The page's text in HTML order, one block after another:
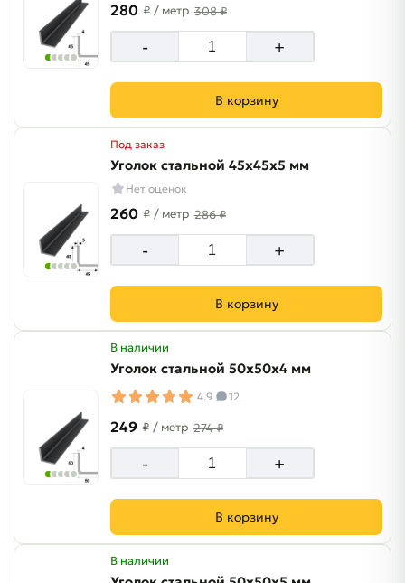
280 ₽ / метр 308 ₽
- +
В корзину
Под заказ
Уголок стальной 45х45х5 мм
Нет оценок
260 ₽ / метр 286 ₽
- +
В корзину
В наличии
Уголок стальной 50х50х4 мм
4.9 12
249 ₽ / метр 274 ₽
- +
В корзину
В наличии